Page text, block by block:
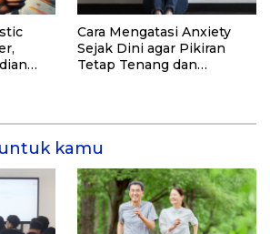
Cara Mengatasi Anxiety
Sejak Dini agar Pikiran
Tetap Tenang dan
kamu